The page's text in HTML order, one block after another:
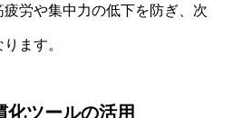
労や集中力の低下を防ぎ、次
ます。
化ツールの活用